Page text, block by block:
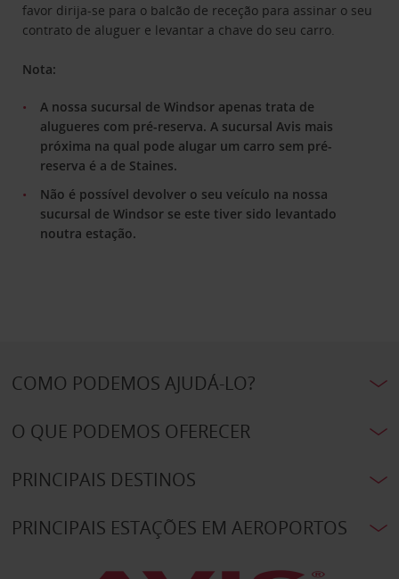
favor dirija-se para o balcão de receção para assinar o seu
contrato de aluguer e levantar a chave do seu carro.
Nota:
A nossa sucursal de Windsor apenas trata de
alugueres com pré-reserva. A sucursal Avis mais
próxima na qual pode alugar um carro sem pré-
reserva é a de Staines.
Não é possível devolver o seu veículo na nossa
sucursal de Windsor se este tiver sido levantado
noutra estação.
COMO PODEMOS AJUDÁ-LO?
O QUE PODEMOS OFERECER
PRINCIPAIS DESTINOS
PRINCIPAIS ESTAÇÕES EM AEROPORTOS